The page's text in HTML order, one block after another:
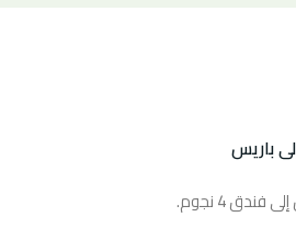
باريس
4 نجوم.